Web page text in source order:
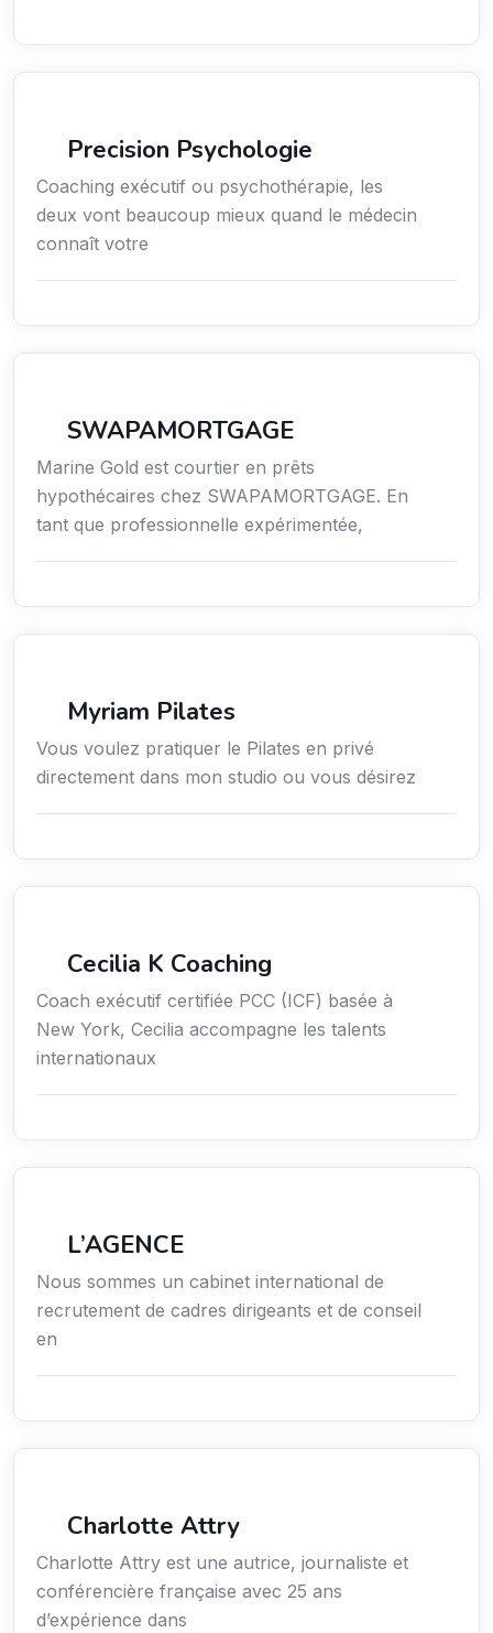
Precision Psychologie
Coaching exécutif ou psychothérapie, les
deux vont beaucoup mieux quand le médecin
connaît votre
SWAPAMORTGAGE
Marine Gold est courtier en prêts
hypothécaires chez SWAPAMORTGAGE. En
tant que professionnelle expérimentée,
Myriam Pilates
Vous voulez pratiquer le Pilates en privé
directement dans mon studio ou vous désirez
Cecilia K Coaching
Coach exécutif certifiée PCC (ICF) basée à
New York, Cecilia accompagne les talents
internationaux
L’AGENCE
Nous sommes un cabinet international de
recrutement de cadres dirigeants et de conseil
en
Charlotte Attry
Charlotte Attry est une autrice, journaliste et
conférencière française avec 25 ans
d’expérience dans